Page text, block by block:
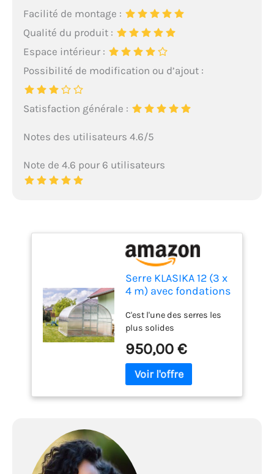
Facilité de montage :
Qualité du produit :
Espace intérieur :
Possibilité de modification ou d’ajout :
Satisfaction générale :
Notes des utilisateurs 4.6/5
Note de 4.6 pour 6 utilisateurs
Serre KLASIKA 12 (3 x
4 m) avec fondations
6 mm
C'est l'une des serres les
plus solides
950,00 €